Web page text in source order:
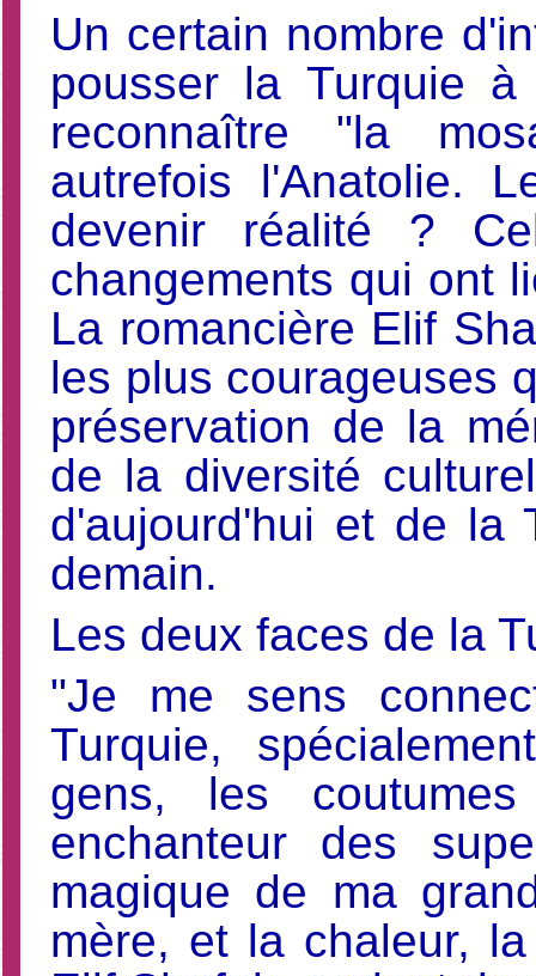
Un certain nombre
pousser la Turquie
reconnaître "la
autrefois l'Anatolie.
devenir réalité ?
changements qui ont
La romancière Elif
les plus courageuses
préservation de la
de la diversité
d'aujourd'hui et de la
demain.
Les deux faces de la
"Je me sens
Turquie,
gens, les
enchanteur des
magique de ma
mère, et la chaleur,